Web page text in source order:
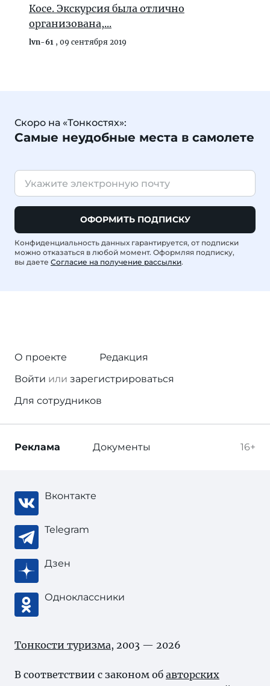
Косе. Экскурсия была отлично
организована,...
lvn-61 , 09 сентября 2019
Скоро на «Тонкостях»:
Самые неудобные места в самолете
ОФОРМИТЬ ПОДПИСКУ
Конфиденциальность данных гарантируется, от подписки
можно отказаться в любой момент. Оформляя подписку,
вы даете Согласие на получение рассылки.
О проекте
Редакция
Войти или зарегистрироваться
Для сотрудников
16+
Реклама Документы
Вконтакте
Telegram
Дзен
Одноклассники
Тонкости туризма, 2003 — 2026
В соответствии с законом об авторских